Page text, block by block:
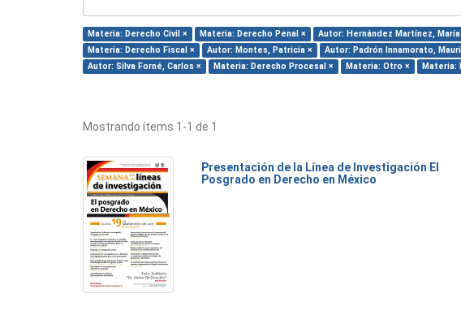
Materia: Derecho Civil × Materia: Derecho Penal × Autor: Hernández Martínez,
Materia: Derecho Fiscal ×
Autor: Montes, Patricia × Autor: Padrón Innamorato,
Autor: Silva Forné, Carlos ×
Materia: Derecho Procesal × Materia: Otro × Materia:
Mostrando ítems 1-1 de 1
Presentación de la Línea de Investigación El
Posgrado en Derecho en México